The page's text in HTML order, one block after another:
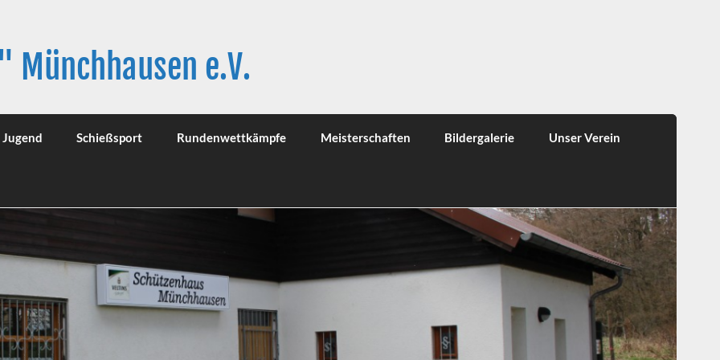
Münchhausen e.V.
Jugend Schießsport Rundenwettkämpfe Meisterschaften Bildergalerie Unser Verein